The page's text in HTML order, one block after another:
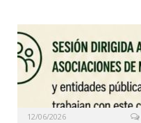
12/06/2026